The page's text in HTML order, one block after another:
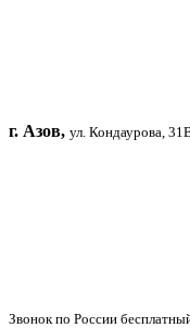
г. Азов, ул. Кондаурова,
Звонок по России